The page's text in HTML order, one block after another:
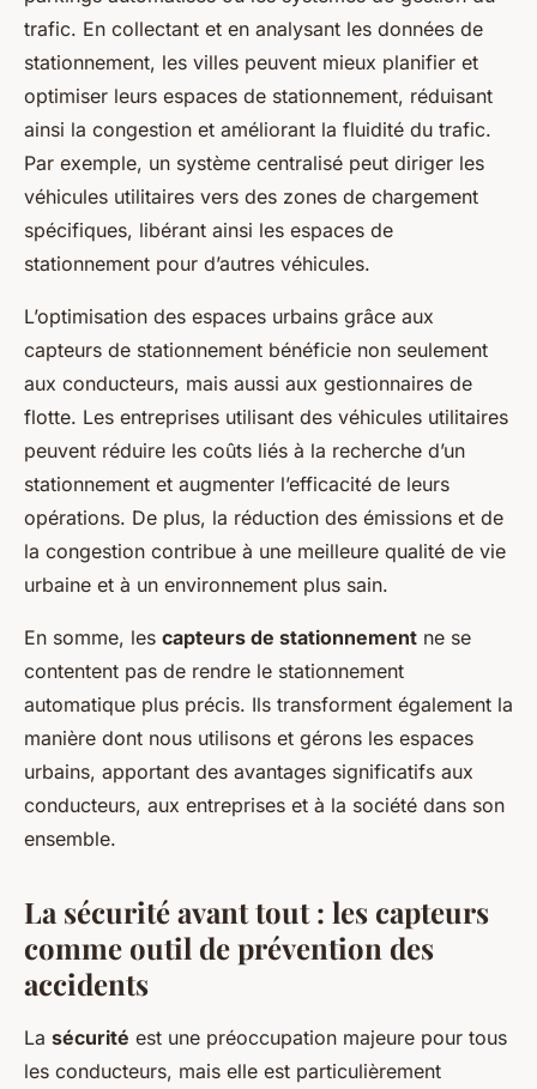
trafic. En collectant et en analysant les données de
stationnement, les villes peuvent mieux planifier et
optimiser leurs espaces de stationnement, réduisant
ainsi la congestion et améliorant la fluidité du trafic.
Par exemple, un système centralisé peut diriger les
véhicules utilitaires vers des zones de chargement
spécifiques, libérant ainsi les espaces de
stationnement pour d’autres véhicules.
L’optimisation des espaces urbains grâce aux
capteurs de stationnement bénéficie non seulement
aux conducteurs, mais aussi aux gestionnaires de
flotte. Les entreprises utilisant des véhicules utilitaires
peuvent réduire les coûts liés à la recherche d’un
stationnement et augmenter l’efficacité de leurs
opérations. De plus, la réduction des émissions et de
la congestion contribue à une meilleure qualité de vie
urbaine et à un environnement plus sain.
En somme, les capteurs de stationnement ne se
contentent pas de rendre le stationnement
automatique plus précis. Ils transforment également la
manière dont nous utilisons et gérons les espaces
urbains, apportant des avantages significatifs aux
conducteurs, aux entreprises et à la société dans son
ensemble.
La sécurité avant tout : les capteurs
comme outil de prévention des
accidents
La sécurité est une préoccupation majeure pour tous
les conducteurs, mais elle est particulièrement